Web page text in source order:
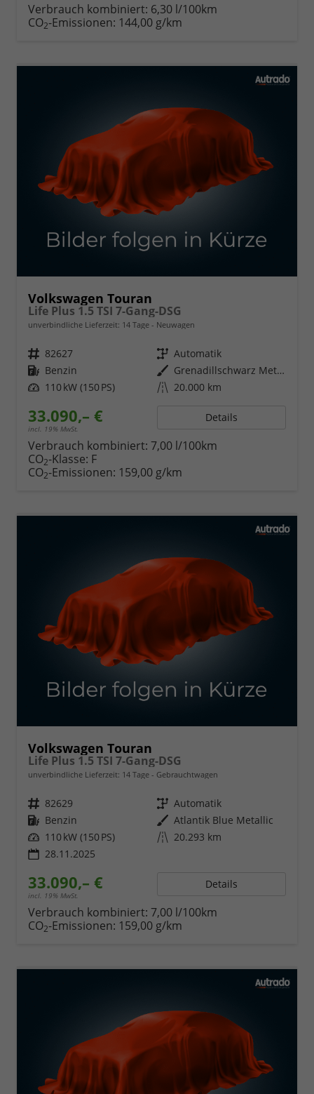
Verbrauch kombiniert: 6,30 l/100km
CO2-Emissionen: 144,00 g/km
Volkswagen Touran
Life Plus 1.5 TSI 7-Gang-DSG
unverbindliche Lieferzeit: 14 Tage Neuwagen
Fahrzeugnr. 82627 Getriebe Automatik
Kraftstoff Benzin Außenfarbe
Grenadillschwarz Metallic
Leistung 110 kW (150 PS) Kilometerstand 20.000 km
33.090,– €
incl. 19% MwSt.
Details
Verbrauch kombiniert: 7,00 l/100km
CO2-Klasse: F
CO2-Emissionen: 159,00 g/km
Volkswagen Touran
Life Plus 1.5 TSI 7-Gang-DSG
unverbindliche Lieferzeit: 14 Tage Gebrauchtwagen
Fahrzeugnr. 82629 Getriebe Automatik
Kraftstoff Benzin Außenfarbe Atlantik Blue Metallic
Leistung 110 kW (150 PS) Kilometerstand 20.293 km
28.11.2025
33.090,– €
incl. 19% MwSt.
Details
Verbrauch kombiniert: 7,00 l/100km
CO2-Emissionen: 159,00 g/km